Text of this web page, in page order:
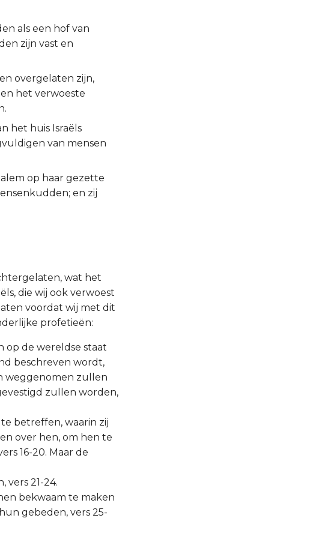
als een hof van
zijn vast en
overgelaten zijn,
het verwoeste
het huis Israëls
van mensen
op haar gezette
en zij
wat het
die wij ook verwoest
voordat wij met dit
profetieën:
op de wereldse staat
beschreven wordt,
weggenomen zullen
zullen worden,
betreffen, waarin zij
over hen, om hen te
16-20. Maar de
vers 21-24.
bekwaam te maken
gebeden, vers 25-